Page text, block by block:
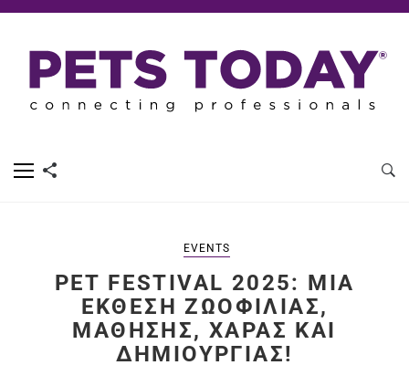
EVENTS
PET FESTIVAL 2025: ΜΙΑ
ΈΚΘΕΣΗ ΖΩΟΦΙΛΊΑΣ,
ΜΆΘΗΣΗΣ, ΧΑΡΆΣ ΚΑΙ
ΔΗΜΙΟΥΡΓΊΑΣ!